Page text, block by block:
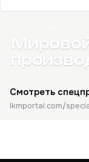
Смотреть
lkmportal.com/